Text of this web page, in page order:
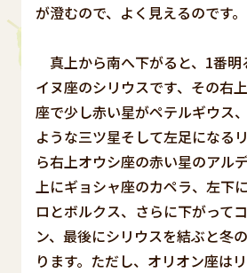
が澄むので、よく見えるのです。
真上から南へ下がると、1番明
イヌ座のシリウスです、その右
座で少し赤い星がペテルギウス
ような三ツ星そして左足になる
ら右上オウシ座の赤い星のアル
上にギョシャ座のカペラ、左下
ロとボルクス、さらに下がって
ン、最後にシリウスを結ぶと冬
ります。ただし、オリオン座は